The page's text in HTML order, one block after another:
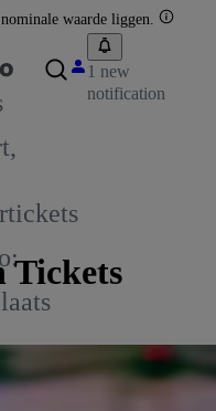
waarde liggen.
1 new
notification
Tickets